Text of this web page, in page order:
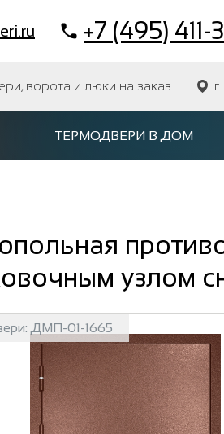
+7 (495)
ворота и люки на заказ
ТЕРМОДВЕРИ В ДОМ
узлом
ДМП-01-1665